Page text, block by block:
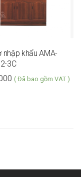
nhập khẩu AMA-
3C
( Đã bao gồm VAT )